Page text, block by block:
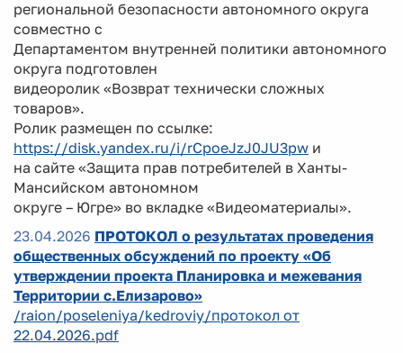
региональной безопасности автономного округа
совместно с
Департаментом внутренней политики автономного
округа подготовлен
видеоролик «Возврат технически сложных
товаров».
Ролик размещен по ссылке:
https://disk.yandex.ru/i/rCpoeJzJ0JU3pw и
на сайте «Защита прав потребителей в Ханты-
Мансийском автономном
округе – Югре» во вкладке «Видеоматериалы».
23.04.2026 ПРОТОКОЛ о результатах проведения
общественных обсуждений по проекту «Об
утверждении проекта Планировка и межевания
Территории с.Елизарово»
/raion/poseleniya/kedroviy/протокол от
22.04.2026.pdf